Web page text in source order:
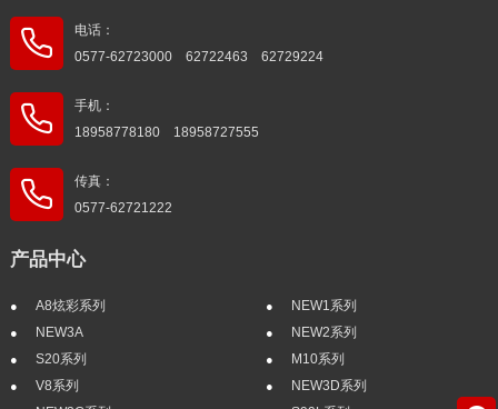
电话：
0577-62723000 62722463 62729224
手机：
18958778180 18958727555
传真：
0577-62721222
产品中心
A8炫彩系列
NEW1系列
NEW3A
NEW2系列
S20系列
M10系列
V8系列
NEW3D系列